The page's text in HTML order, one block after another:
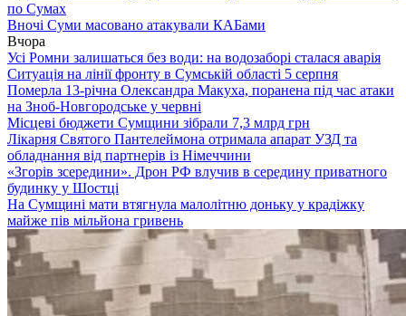
по Сумах
Вночі Суми масовано атакували КАБами
Вчора
Усі Ромни залишаться без води: на водозаборі сталася аварія
Ситуація на лінії фронту в Сумській області 5 серпня
Померла 13-річна Олександра Макуха, поранена під час атаки
на Зноб-Новгородське у червні
Місцеві бюджети Сумщини зібрали 7,3 млрд грн
Лікарня Святого Пантелеймона отримала апарат УЗД та
обладнання від партнерів із Німеччини
«Згорів зсередини». Дрон РФ влучив в середину приватного
будинку у Шостці
На Сумщині мати втягнула малолітню доньку у крадіжку
майже пів мільйона гривень